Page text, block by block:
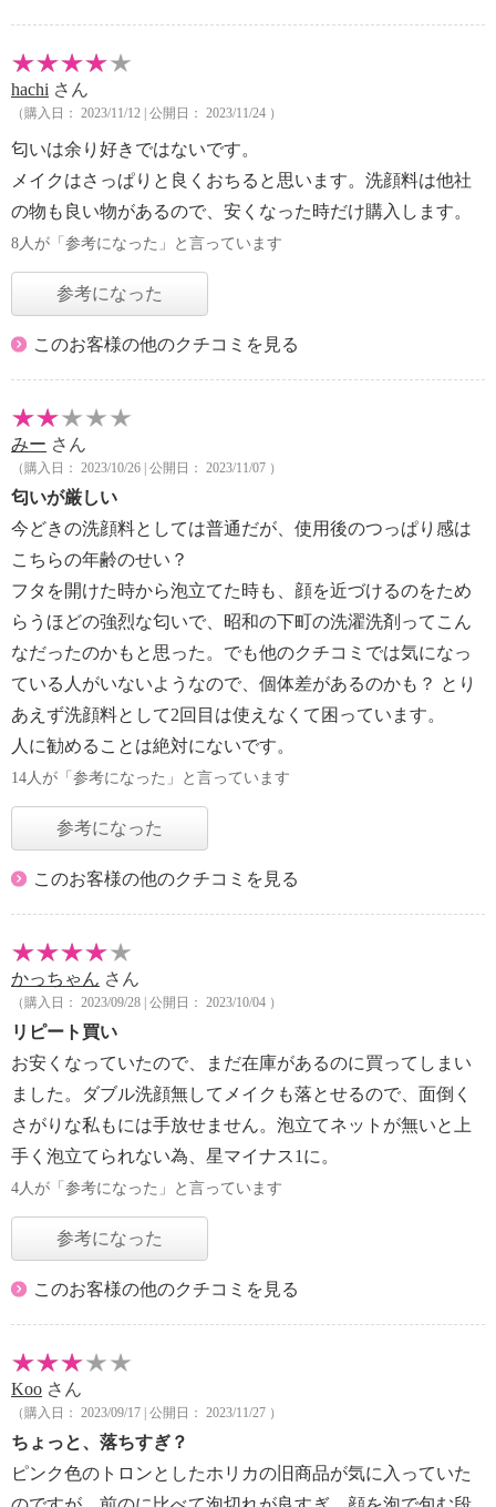
hachi さん
（購入日： 2023/11/12 | 公開日： 2023/11/24 ）
匂いは余り好きではないです。
メイクはさっぱりと良くおちると思います。洗顔料は他社
の物も良い物があるので、安くなった時だけ購入します。
8人が「参考になった」と言っています
参考になった
このお客様の他のクチコミを見る
みー さん
（購入日： 2023/10/26 | 公開日： 2023/11/07 ）
匂いが厳しい
今どきの洗顔料としては普通だが、使用後のつっぱり感は
こちらの年齢のせい？
フタを開けた時から泡立てた時も、顔を近づけるのをため
らうほどの強烈な匂いで、昭和の下町の洗濯洗剤ってこん
なだったのかもと思った。でも他のクチコミでは気になっ
ている人がいないようなので、個体差があるのかも？ とり
あえず洗顔料として2回目は使えなくて困っています。
人に勧めることは絶対にないです。
14人が「参考になった」と言っています
参考になった
このお客様の他のクチコミを見る
かっちゃん さん
（購入日： 2023/09/28 | 公開日： 2023/10/04 ）
リピート買い
お安くなっていたので、まだ在庫があるのに買ってしまい
ました。ダブル洗顔無してメイクも落とせるので、面倒く
さがりな私もには手放せません。泡立てネットが無いと上
手く泡立てられない為、星マイナス1に。
4人が「参考になった」と言っています
参考になった
このお客様の他のクチコミを見る
Koo さん
（購入日： 2023/09/17 | 公開日： 2023/11/27 ）
ちょっと、落ちすぎ？
ピンク色のトロンとしたホリカの旧商品が気に入っていた